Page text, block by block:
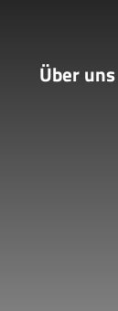
Über uns